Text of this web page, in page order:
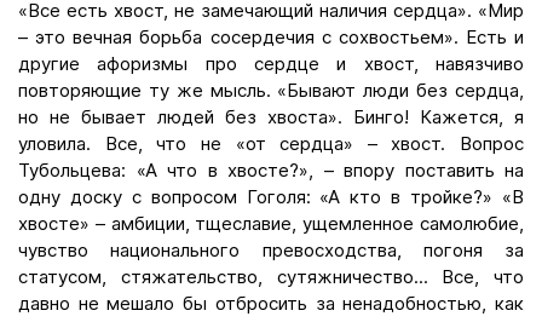
«Все есть хвост, не замечающий наличия сердца». «Мир
– это вечная борьба сосердечия с сохвостьем». Есть и
другие афоризмы про сердце и хвост, навязчиво
повторяющие ту же мысль. «Бывают люди без сердца,
но не бывает людей без хвоста». Бинго! Кажется, я
уловила. Все, что не «от сердца» – хвост. Вопрос
Тубольцева: «А что в хвосте?», – впору поставить на
одну доску с вопросом Гоголя: «А кто в тройке?» «В
хвосте» – амбиции, тщеславие, ущемленное самолюбие,
чувство национального превосходства, погоня за
статусом, стяжательство, сутяжничество... Все, что
давно не мешало бы отбросить за ненадобностью, как